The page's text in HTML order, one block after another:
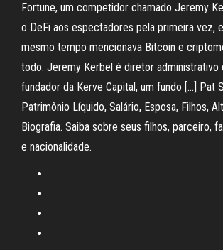
Fortune, um competidor chamado Jeremy
o DeFi aos espectadores pela primeira vez,
mesmo tempo mencionava Bitcoin e
todo. Jeremy Kerbel é diretor administrativo
fundador da Kerve Capital, um fundo […] Pat
Patrimônio Líquido, Salário, Esposa, Filhos,
Biografia. Saiba sobre seus filhos, parceiro,
e nacionalidade.